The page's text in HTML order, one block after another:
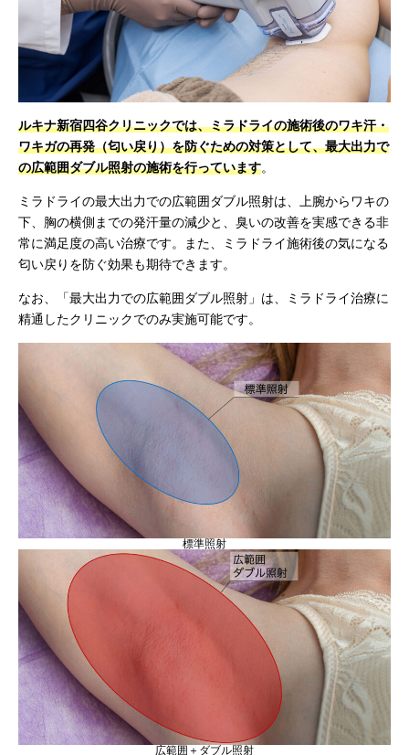
ルキナ新宿四谷クリニックでは、ミラドライの施術後のワキ汗・
ワキガの再発（匂い戻り）を防ぐための対策として、最大出力で
の広範囲ダブル照射の施術を行っています。
ミラドライの最大出力での広範囲ダブル照射は、上腕からワキの
下、胸の横側までの発汗量の減少と、臭いの改善を実感できる非
常に満足度の高い治療です。また、ミラドライ施術後の気になる
匂い戻りを防ぐ効果も期待できます。
なお、「最大出力での広範囲ダブル照射」は、ミラドライ治療に
精通したクリニックでのみ実施可能です。
標準照射
広範囲＋ダブル照射